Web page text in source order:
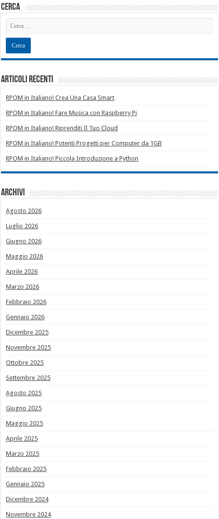
cerca
Articoli recenti
RPOM in Italiano! Crea Una Casa Smart
RPOM in Italiano! Fare Musica con Raspberry Pi
RPOM in Italiano! Riprenditi Il Tuo Cloud
RPOM in Italiano! Potenti Progetti per Computer da 1GB
RPOM in Italiano! Piccola Introduzione a Python
Archivi
Agosto 2026
Luglio 2026
Giugno 2026
Maggio 2026
Aprile 2026
Marzo 2026
Febbraio 2026
Gennaio 2026
Dicembre 2025
Novembre 2025
Ottobre 2025
Settembre 2025
Agosto 2025
Giugno 2025
Maggio 2025
Aprile 2025
Marzo 2025
Febbraio 2025
Gennaio 2025
Dicembre 2024
Novembre 2024